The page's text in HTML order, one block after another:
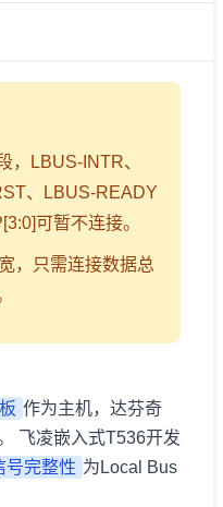
，LBUS-INTR、
、LBUS-READY
可暂不连接。
，只需连接数据总
作为主机，达芬奇
飞凌嵌入式T536开发
号完整性 为Local Bus